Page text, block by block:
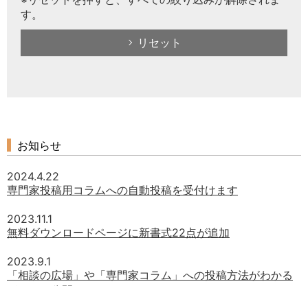
す。
リセット
お知らせ
2024.4.22
専門家投稿用コラムへの自動投稿を受付けます
2023.11.1
無料ダウンロードページに新書式22点が追加
2023.9.1
「相談の広場」や「専門家コラム」への投稿方法がわかる